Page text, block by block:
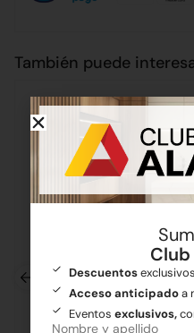
También puede
Descuentosexclusivos
Acceso anticipadoa
Eventos exclusivos,
Nombre y apellido